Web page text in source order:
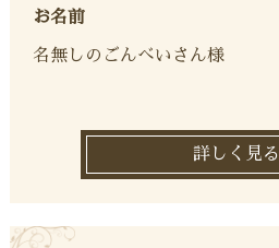
お名前
名無しのごんべいさん様
詳しく見る